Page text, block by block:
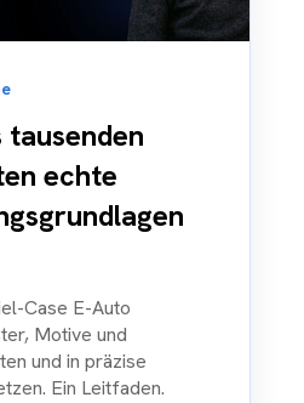
echte
Case E-Auto
Motive und
und in präzise
Ein Leitfaden.